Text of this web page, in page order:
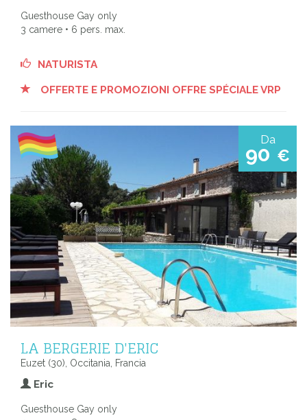
Guesthouse Gay only
3 camere • 6 pers. max.
NATURISTA
OFFERTE E PROMOZIONI OFFRE SPÉCIALE VRP
Da
90 €
LA BERGERIE D'ERIC
Euzet (30), Occitania, Francia
Eric
Guesthouse Gay only